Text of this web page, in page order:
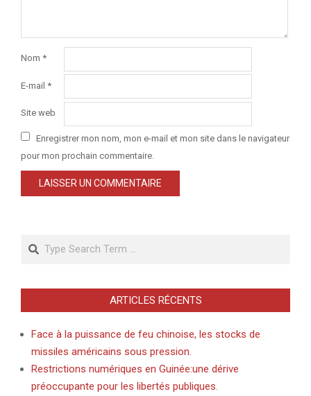
Nom *
E-mail *
Site web
Enregistrer mon nom, mon e-mail et mon site dans le navigateur
pour mon prochain commentaire.
Search
ARTICLES RÉCENTS
Face à la puissance de feu chinoise, les stocks de
missiles américains sous pression.
Restrictions numériques en Guinée:une dérive
préoccupante pour les libertés publiques.